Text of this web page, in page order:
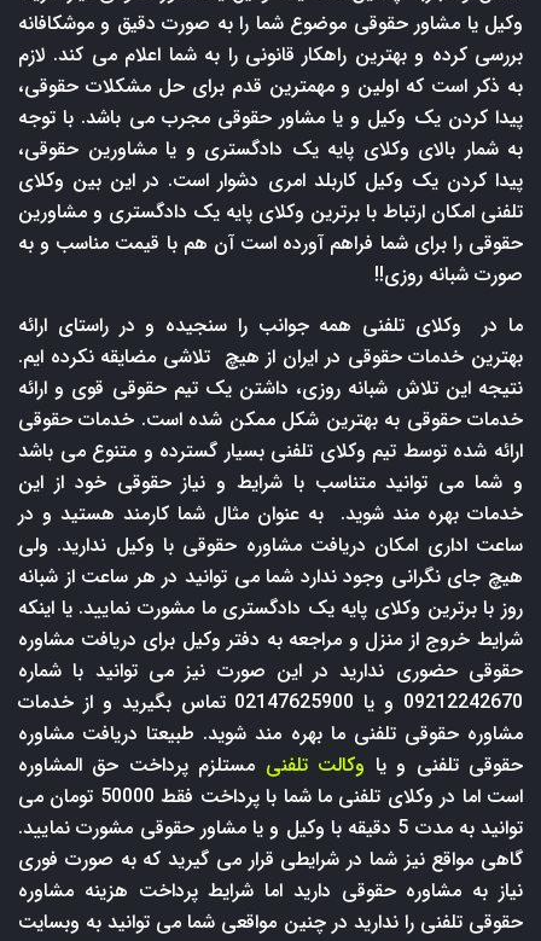
وکیل یا مشاور حقوقی موضوع شما را به صورت دقیق و موشکافانه
بررسی کرده و بهترین راهکار قانونی را به شما اعلام می کند. لازم
به ذکر است که اولین و مهمترین قدم برای حل مشکلات حقوقی،
پیدا کردن یک وکیل و یا مشاور حقوقی مجرب می باشد. با توجه
به شمار بالای وکلای پایه یک دادگستری و یا مشاورین حقوقی،
پیدا کردن یک وکیل کاربلد امری دشوار است. در این بین وکلای
تلفنی امکان ارتباط با برترین وکلای پایه یک دادگستری و مشاورین
حقوقی را برای شما فراهم آورده است آن هم با قیمت مناسب و به
صورت شبانه روزی!!
ما در وکلای تلفنی همه جوانب را سنجیده و در راستای ارائه
بهترین خدمات حقوقی در ایران از هیچ تلاشی مضایقه نکرده ایم.
نتیجه این تلاش شبانه روزی، داشتن یک تیم حقوقی قوی و ارائه
خدمات حقوقی به بهترین شکل ممکن شده است. خدمات حقوقی
ارائه شده توسط تیم وکلای تلفنی بسیار گسترده و متنوع می باشد
و شما می توانید متناسب با شرایط و نیاز حقوقی خود از این
خدمات بهره مند شوید. به عنوان مثال شما کارمند هستید و در
ساعت اداری امکان دریافت مشاوره حقوقی با وکیل ندارید. ولی
هیچ جای نگرانی وجود ندارد شما می توانید در هر ساعت از شبانه
روز با برترین وکلای پایه یک دادگستری ما مشورت نمایید. یا اینکه
شرایط خروج از منزل و مراجعه به دفتر وکیل برای دریافت مشاوره
حقوقی حضوری ندارید در این صورت نیز می توانید با شماره
09212242670 و یا 02147625900 تماس بگیرید و از خدمات
مشاوره حقوقی تلفنی ما بهره مند شوید. طبیعتا دریافت مشاوره
حقوقی تلفنی و یا وکالت تلفنی مستلزم پرداخت حق المشاوره
است اما در وکلای تلفنی ما شما با پرداخت فقط 50000 تومان می
توانید به مدت 5 دقیقه با وکیل و یا مشاور حقوقی مشورت نمایید.
گاهی مواقع نیز شما در شرایطی قرار می گیرید که به صورت فوری
نیاز به مشاوره حقوقی دارید اما شرایط پرداخت هزینه مشاوره
حقوقی تلفنی را ندارید در چنین مواقعی شما می توانید به وبسایت